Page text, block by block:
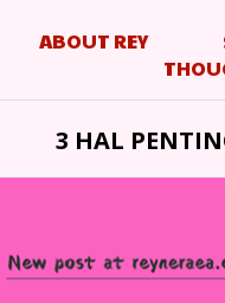
ABOUT REY
3 HAL